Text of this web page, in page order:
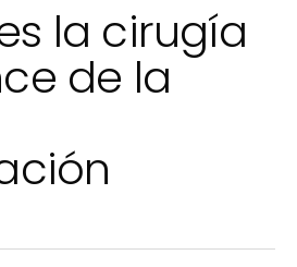
la cirugía
de la